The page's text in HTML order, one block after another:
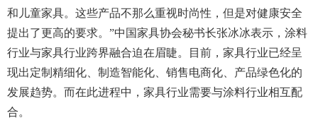
和儿童家具。这些产品不那么重视时尚性，但是对健康安全
提出了更高的要求。”中国家具协会秘书长张冰冰表示，涂料
行业与家具行业跨界融合迫在眉睫。目前，家具行业已经呈
现出定制精细化、制造智能化、销售电商化、产品绿色化的
发展趋势。而在此进程中，家具行业需要与涂料行业相互配
合。